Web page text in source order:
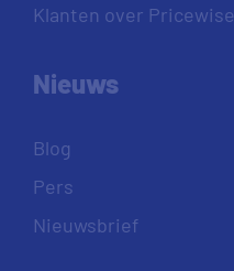
Klanten over Pricewise
Nieuws
Blog
Pers
Nieuwsbrief